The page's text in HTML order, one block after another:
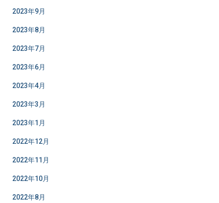
2023年9月
2023年8月
2023年7月
2023年6月
2023年4月
2023年3月
2023年1月
2022年12月
2022年11月
2022年10月
2022年8月